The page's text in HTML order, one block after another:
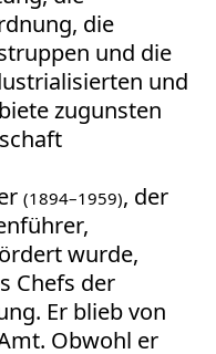
die
und die
und
zugunsten
(1894–1959), der
wurde,
Chefs der
Er blieb von
Obwohl er